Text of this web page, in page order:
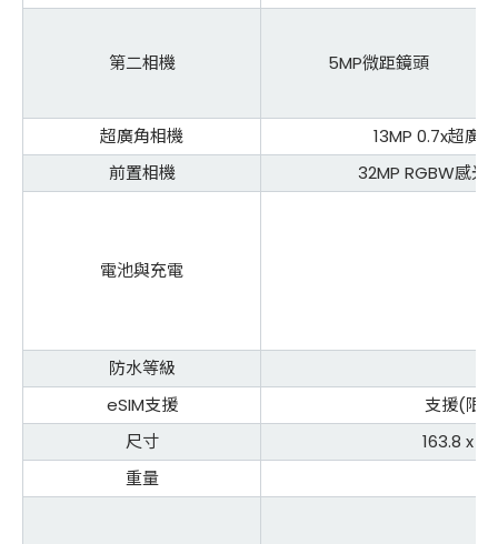
第二相機 5MP微距鏡頭
超廣角相機
13MP 0.7x超廣
前置相機
32MP RGBW感光
電池與充電
防水等級
eSIM支援
支援(限
尺寸
163.8 x
重量